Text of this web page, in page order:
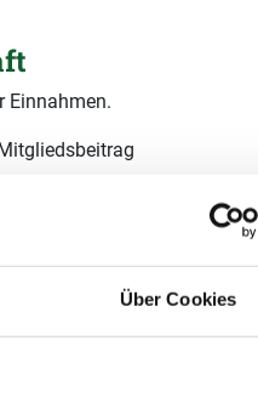
Über Cookies
Einnahmen.
Sie auf der
von 14 Euro hinzu.